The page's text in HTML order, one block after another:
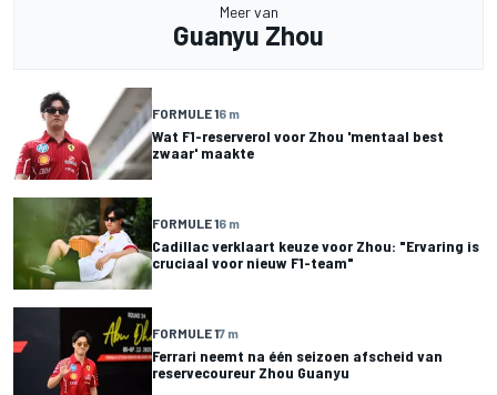
Meer van
Guanyu Zhou
FORMULE 16 m
Wat F1-reserverol voor Zhou 'mentaal best
zwaar' maakte
FORMULE 16 m
Cadillac verklaart keuze voor Zhou: "Ervaring is
cruciaal voor nieuw F1-team"
FORMULE 17 m
Ferrari neemt na één seizoen afscheid van
reservecoureur Zhou Guanyu